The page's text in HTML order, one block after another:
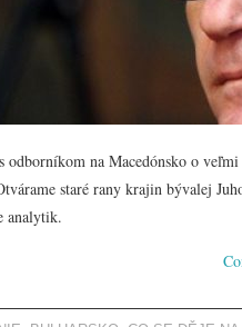
odborníkom na Macedónsko o
staré rany krajin bývalej
analytik.